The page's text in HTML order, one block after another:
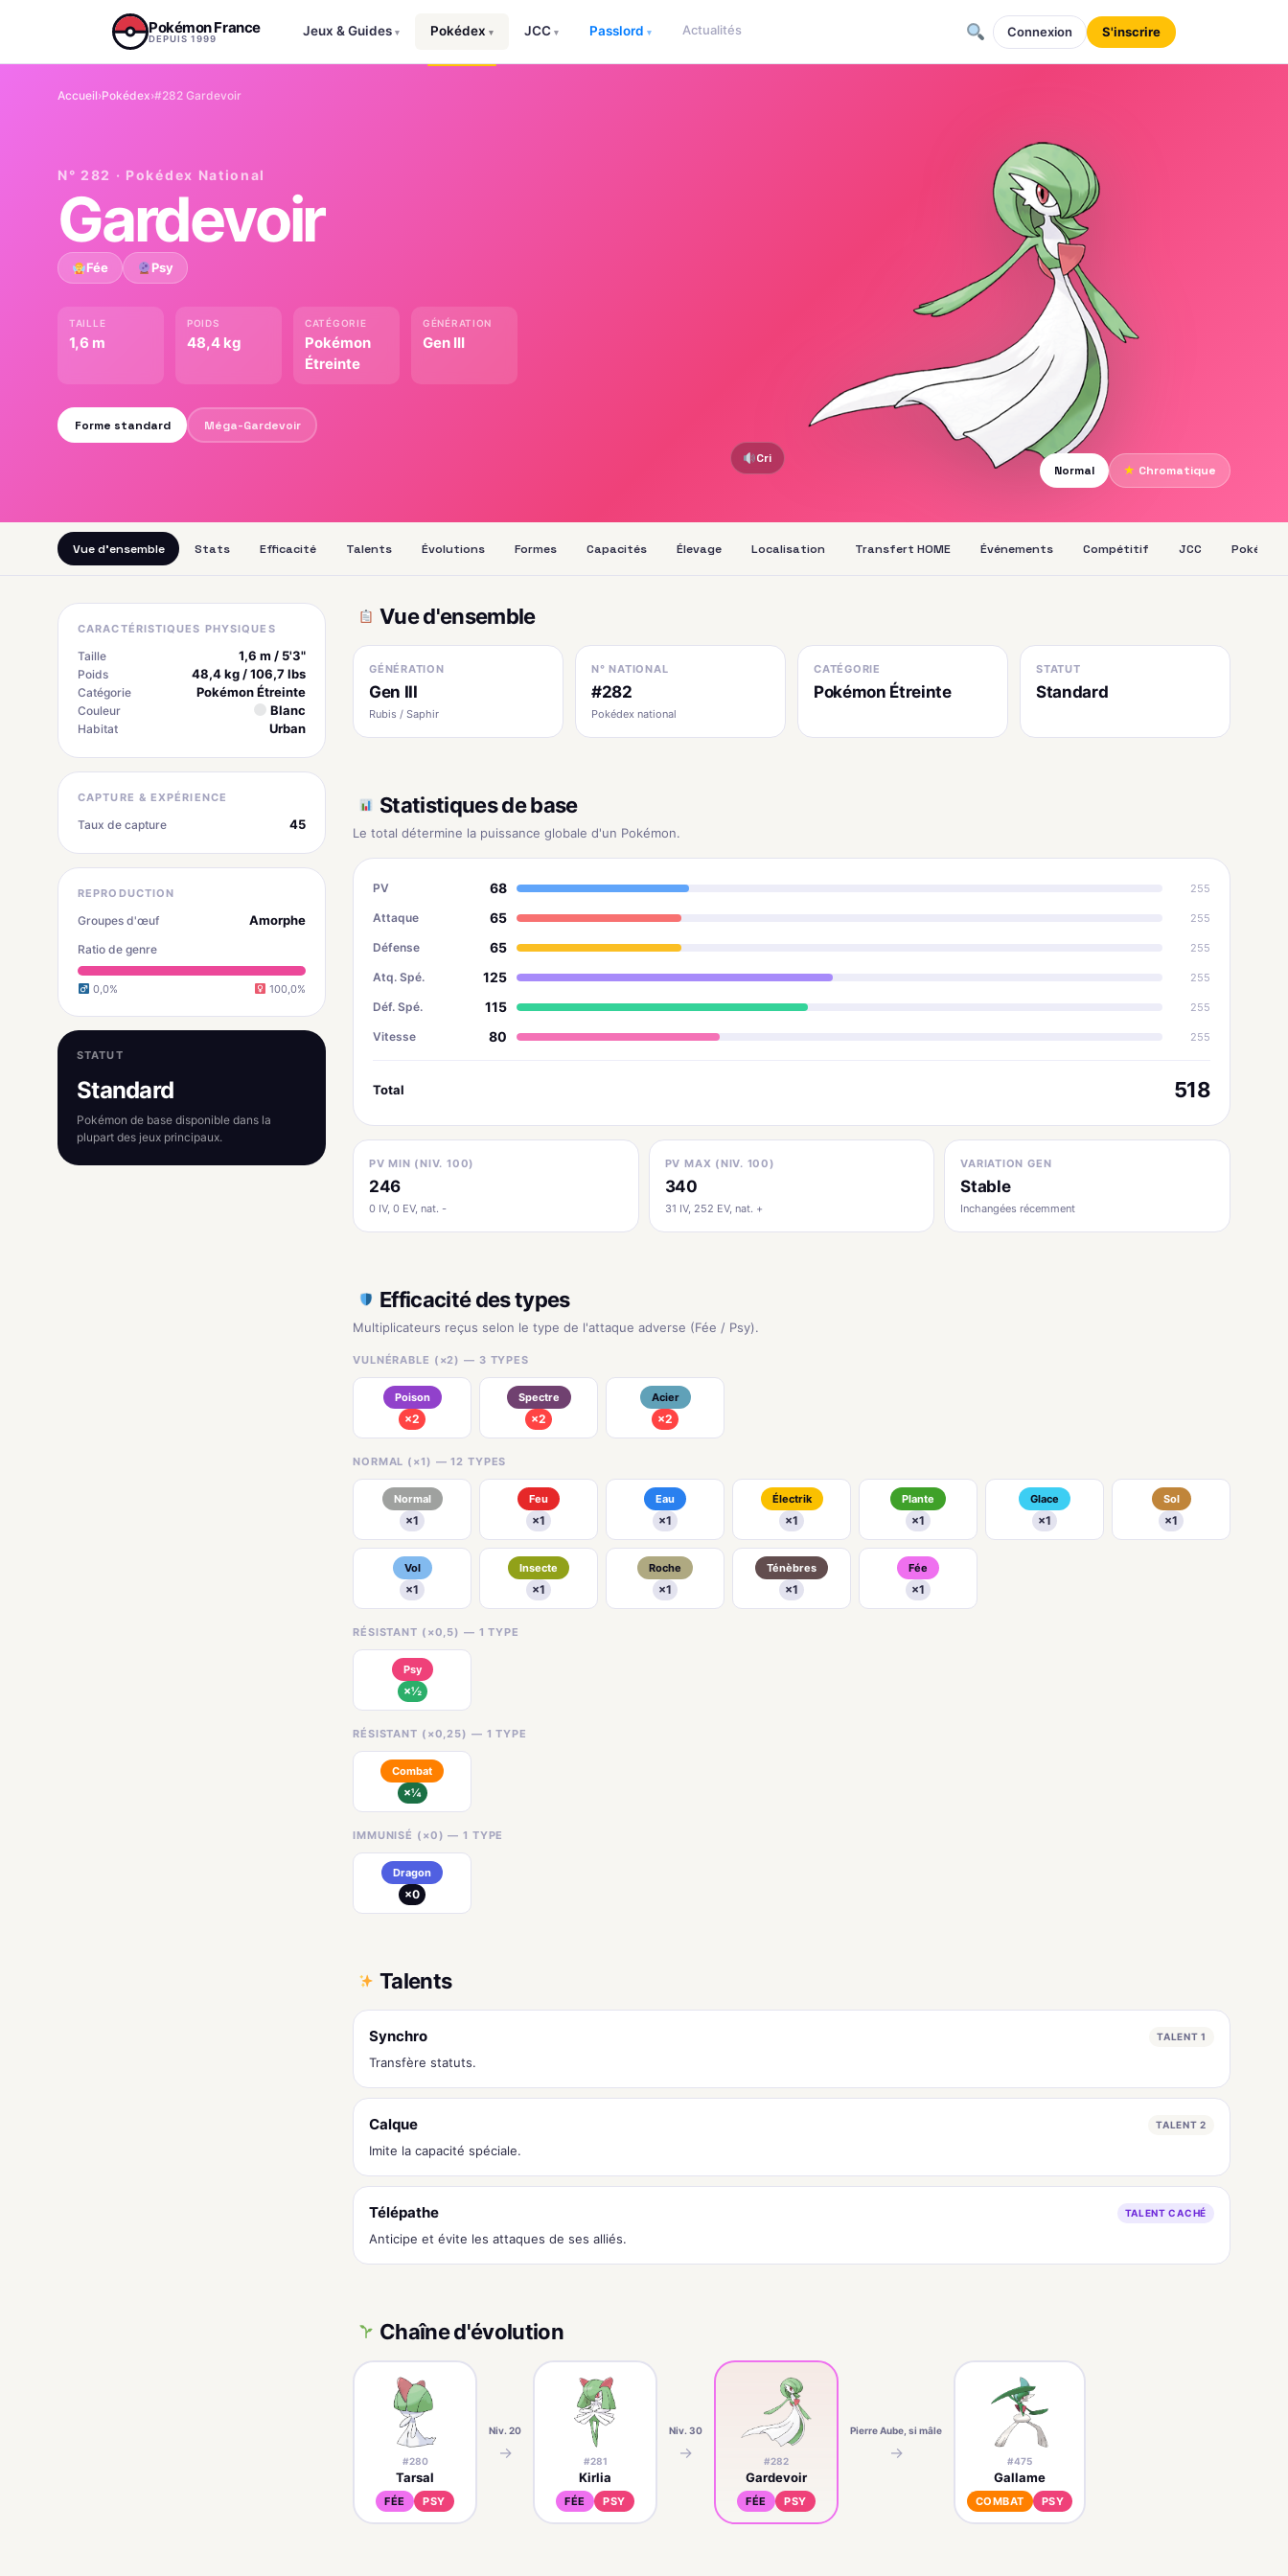
Pokémon France
DEPUIS 1999
Jeux & Guides ▾ Pokédex ▾ JCC ▾ Passlord ▾ Actualités Connexion S'inscrire
Accueil›Pokédex›#282 Gardevoir
N° 282 · Pokédex National
Gardevoir
Fée Psy
TAILLE
1,6 m
POIDS
48,4 kg
CATÉGORIE
Pokémon
Étreinte
GÉNÉRATION
Gen III
Forme standard Méga-Gardevoir
Cri
Normal
★ Chromatique
Vue d'ensemble Stats Efficacité Talents Évolutions Formes Capacités Élevage Localisation Transfert HOME Événements Compétitif JCC Pokédex
CARACTÉRISTIQUES PHYSIQUES
Taille 1,6 m / 5'3"
Poids 48,4 kg / 106,7 lbs
Catégorie Pokémon Étreinte
Couleur Blanc
Habitat Urban
CAPTURE & EXPÉRIENCE
Taux de capture 45
REPRODUCTION
Groupes d'œuf Amorphe
Ratio de genre
0,0% 100,0%
STATUT
Standard
Pokémon de base disponible dans la
plupart des jeux principaux.
Vue d'ensemble
GÉNÉRATION
Gen III
Rubis / Saphir
N° NATIONAL
#282
Pokédex national
CATÉGORIE
Pokémon Étreinte
STATUT
Standard
Statistiques de base
Le total détermine la puissance globale d'un Pokémon.
PV 68 255
Attaque 65 255
Défense 65 255
Atq. Spé. 125 255
Déf. Spé. 115 255
Vitesse 80 255
Total 518
PV MIN (NIV. 100)
246
0 IV, 0 EV, nat. -
PV MAX (NIV. 100)
340
31 IV, 252 EV, nat. +
VARIATION GEN
Stable
Inchangées récemment
Efficacité des types
Multiplicateurs reçus selon le type de l'attaque adverse (Fée / Psy).
VULNÉRABLE (×2) — 3 TYPES
Poison
×2
Spectre
×2
Acier
×2
NORMAL (×1) — 12 TYPES
Normal
×1
Feu
×1
Eau
×1
Électrik
×1
Plante
×1
Glace
×1
Sol
×1
Vol
×1
Insecte
×1
Roche
×1
Ténèbres
×1
Fée
×1
RÉSISTANT (×0,5) — 1 TYPE
Psy
×½
RÉSISTANT (×0,25) — 1 TYPE
Combat
×¼
IMMUNISÉ (×0) — 1 TYPE
Dragon
×0
Talents
Synchro TALENT 1
Transfère statuts.
Calque TALENT 2
Imite la capacité spéciale.
Télépathe TALENT CACHÉ
Anticipe et évite les attaques de ses alliés.
Chaîne d'évolution
#280
Tarsal
FÉE PSY
Niv. 20
→ #281
Kirlia
FÉE PSY
Niv. 30
→ #282
Gardevoir
FÉE PSY
Pierre Aube, si mâle
→ #475
Gallame
COMBAT PSY